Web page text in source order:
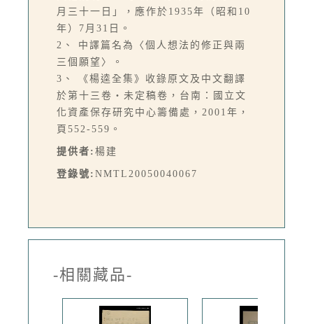
月三十一日」，應作於1935年（昭和10
年）7月31日。
2、 中譯篇名為〈個人想法的修正與兩
三個願望〉。
3、 《楊逵全集》收錄原文及中文翻譯
於第十三卷‧未定稿卷，台南：國立文
化資產保存研究中心籌備處，2001年，
頁552-559。
提供者: 楊建
登錄號: NMTL20050040067
-相關藏品-